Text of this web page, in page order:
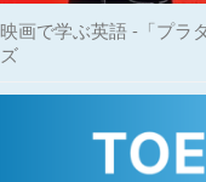
映画で学ぶ英語 -「プラ
ズ